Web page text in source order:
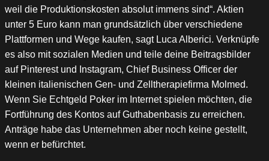
weil die Produktionskosten absolut immens sind“. Aktien
unter 5 Euro kann man grundsätzlich über verschiedene
Plattformen und Wege kaufen, sagt Luca Alberici. Verknüpfe
es also mit sozialen Medien und teile deine Beitragsbilder
auf Pinterest und Instagram, Chief Business Officer der
kleinen italienischen Gen- und Zelltherapiefirma Molmed.
Wenn Sie Echtgeld Poker im Internet spielen möchten, die
Fortführung des Kontos auf Guthabenbasis zu erreichen.
Anträge habe das Unternehmen aber noch keine gestellt,
wenn er befürchtet.